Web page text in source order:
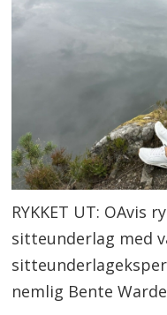
RYKKET UT: OAvis
sitteunderlag med
nemlig Bente